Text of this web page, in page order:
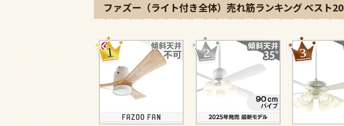
ファズー（ライト付き全体）売れ筋ランキング ベスト20